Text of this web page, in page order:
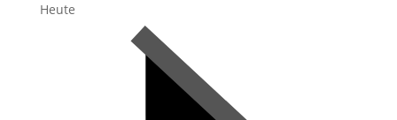
Heute